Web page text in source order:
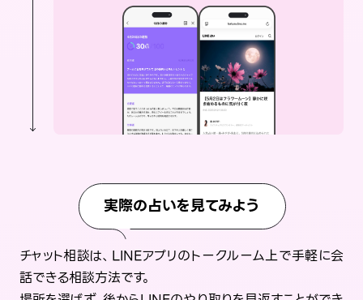
実際の占いを見てみよう
チャット相談は、LINEアプリのトークルーム上で手軽に会
話できる相談方法です。